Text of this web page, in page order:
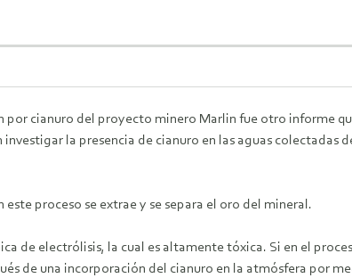
cianuro del proyecto minero Marlin fue otro informe
investigar la presencia de cianuro en las aguas
proceso se extrae y se separa el oro del mineral.
de electrólisis, la cual es altamente tóxica. Si en el
de una incorporación del cianuro en la atmósfera por